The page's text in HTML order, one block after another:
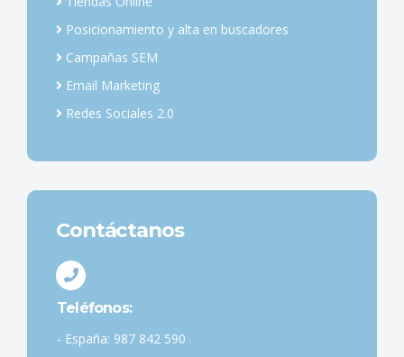
Posicionamiento y alta en buscadores
Campañas SEM
Email Marketing
Redes Sociales 2.0
Contáctanos
Teléfonos:
- España: 987 842 590